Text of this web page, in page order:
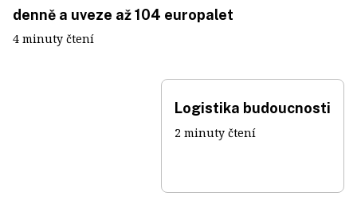
denně a uveze až 104 europalet
4 minuty čtení
Logistika budoucnosti
2 minuty čtení